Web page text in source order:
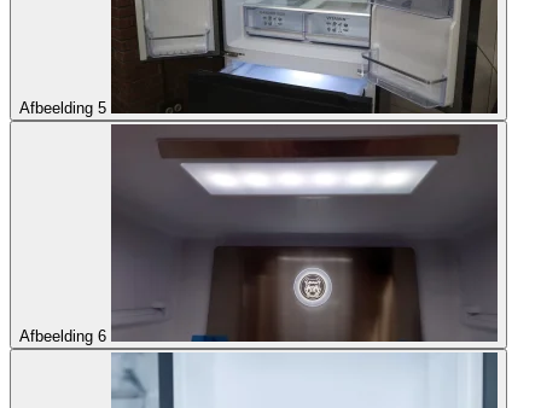
Afbeelding 5
Afbeelding 6